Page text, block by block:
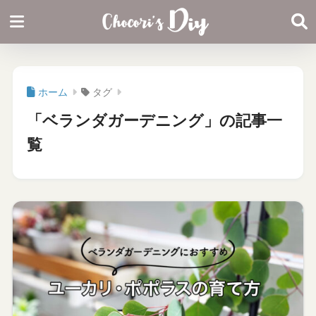
ホーム タグ
「ベランダガーデニング」の記事一
覧